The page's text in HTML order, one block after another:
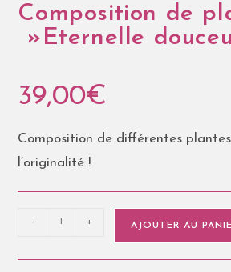
Composition de
»Eternelle
39,00€
Composition de différentes
l’originalité !
- + AJOUTER AU